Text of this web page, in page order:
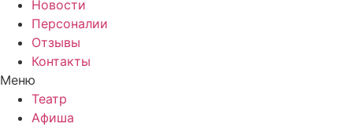
Новости
Персоналии
Отзывы
Контакты
Меню
Театр
Афиша